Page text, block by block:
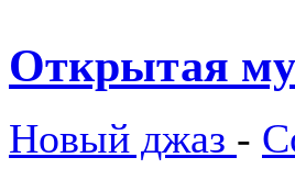
Открытая
Новый джаз -